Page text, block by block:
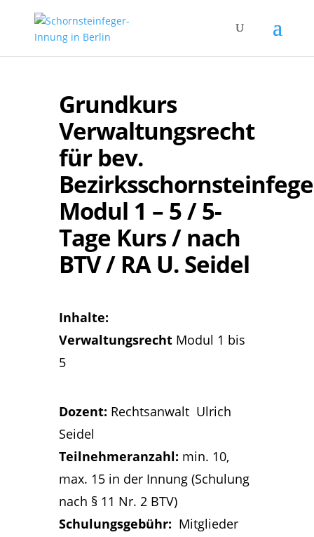
Grundkurs
Verwaltungsrecht
für bev.
Modul 1 – 5 / 5-
Tage Kurs / nach
BTV / RA U. Seidel
Inhalte:
Verwaltungsrecht Modul 1 bis
5
Dozent: Rechtsanwalt Ulrich
Seidel
Teilnehmeranzahl: min. 10,
max. 15 in der Innung (Schulung
nach § 11 Nr. 2 BTV)
Schulungsgebühr: Mitglieder